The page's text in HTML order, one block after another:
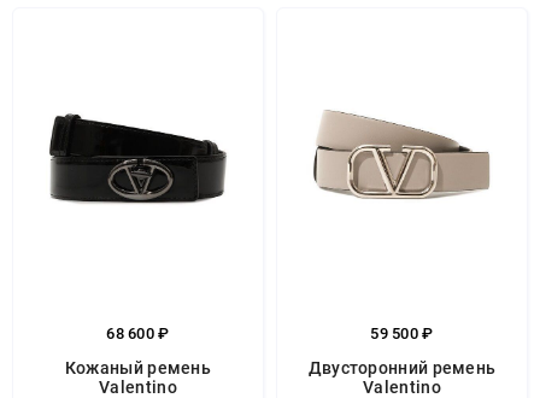
68 600 ₽
Кожаный ремень
Valentino
59 500 ₽
Двусторонний ремень
Valentino